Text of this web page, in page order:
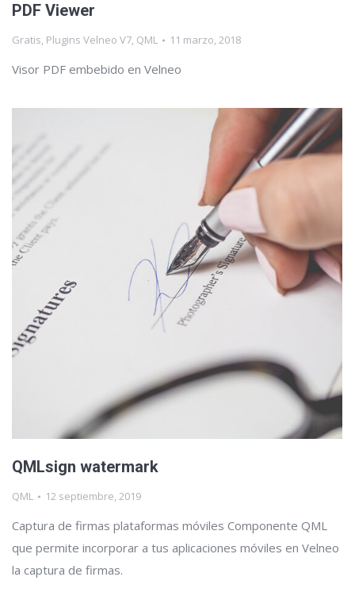
PDF Viewer
Gratis, Plugins Velneo V7, QML 11 marzo, 2018
Visor PDF embebido en Velneo
QMLsign watermark
QML 12 septiembre, 2019
Captura de firmas plataformas móviles Componente QML
que permite incorporar a tus aplicaciones móviles en Velneo
la captura de firmas.